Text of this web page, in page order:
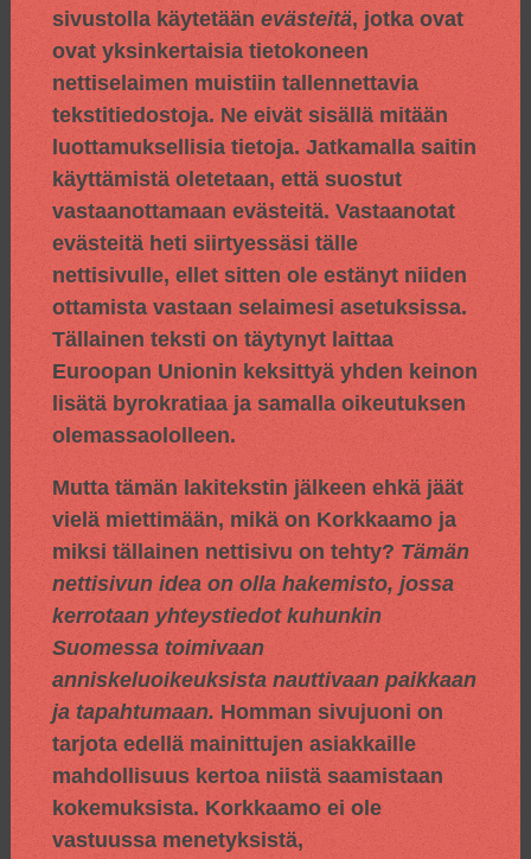
sivustolla käytetään evästeitä, jotka ovat
ovat yksinkertaisia tietokoneen
nettiselaimen muistiin tallennettavia
tekstitiedostoja. Ne eivät sisällä mitään
luottamuksellisia tietoja. Jatkamalla saitin
käyttämistä oletetaan, että suostut
vastaanottamaan evästeitä. Vastaanotat
evästeitä heti siirtyessäsi tälle
nettisivulle, ellet sitten ole estänyt niiden
ottamista vastaan selaimesi asetuksissa.
Tällainen teksti on täytynyt laittaa
Euroopan Unionin keksittyä yhden keinon
lisätä byrokratiaa ja samalla oikeutuksen
olemassaololleen.
Mutta tämän lakitekstin jälkeen ehkä jäät
vielä miettimään, mikä on Korkkaamo ja
miksi tällainen nettisivu on tehty? Tämän
nettisivun idea on olla hakemisto, jossa
kerrotaan yhteystiedot kuhunkin
Suomessa toimivaan
anniskeluoikeuksista nauttivaan paikkaan
ja tapahtumaan. Homman sivujuoni on
tarjota edellä mainittujen asiakkaille
mahdollisuus kertoa niistä saamistaan
kokemuksista. Korkkaamo ei ole
vastuussa menetyksistä,